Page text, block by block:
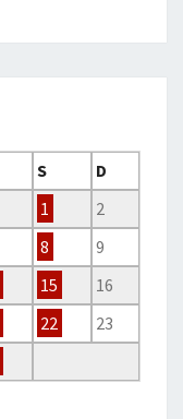
S
D
1
2
8
9
15
16
22
23